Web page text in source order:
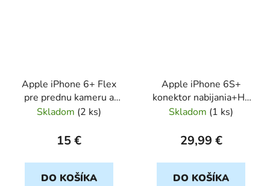
Apple iPhone 6+ Flex
pre prednu kameru a
proximity senz
Skladom (2 ks)
15 €
DO KOŠÍKA
Apple iPhone 6S+
konektor nabijania+HF
cierny Orig
Skladom (1 ks)
29,99 €
DO KOŠÍKA